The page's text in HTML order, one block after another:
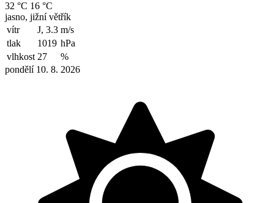
32 °C 16 °C
jasno, jižní větřík
vítr
J, 3.3 m/s
tlak
1019 hPa
vlhkost 27
%
pondělí 10. 8. 2026